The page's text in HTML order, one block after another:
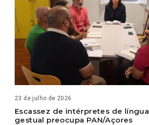
23 de julho de 2026
Escassez de intérpretes de língua
gestual preocupa PAN/Açores